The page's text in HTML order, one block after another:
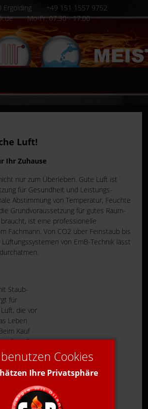
Ergolding
+49 151 1557 9752
Mo-Fr: 07.30 - 17.00
Luft!
Ihr Zuhause
nur zum Überleben. Gute Luft ist
für Gesundheit und Leistungs­
Abstimmung von Temperatur, Feuchte
Grund­voraussetzung für gutes Raum­
ist eine professionelle
Fachmann. Von CO2 über Feinstaub bis
von EmB-Technik lässt
Staub-
für
die vor
Leben
Kauf
sollten Sie
darauf
bei der
Splitgerät
im Raum
Cookies
Ihre Privatsphäre